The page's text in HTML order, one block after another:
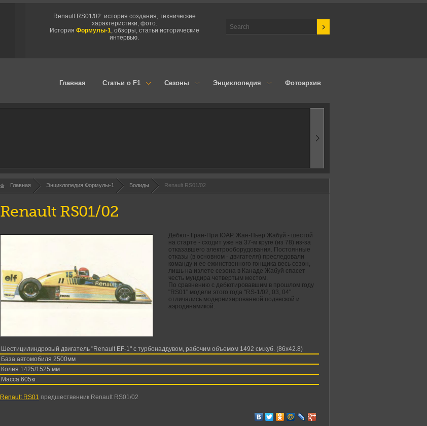
Renault RS01/02: история создания, технические
характеристики, фото.
История Формулы-1, обзоры, статьи исторические
интервью.
Главная Статьи о F1 Сезоны Энциклопедия Фотоархив
Главная Энциклопедия Формулы-1 Болиды Renault RS01/02
Renault RS01/02
Дебют- Гран-При ЮАР. Жан-Пьер Жабуй - шестой
на старте - сходит уже на 37-м круге (из 78) из-за
отказавшего электрооборудования. Постоянные
отказы (в основном - двигателя) преследовали
команду и ее ежинственного гонщика весь сезон,
лишь на излете сезона в Канаде Жабуй спасет
честь мундира четвертым местом.
По сравнению с дебютировавшим в прошлом году
"RS01" модели этого года "RS-1/02, 03, 04"
отличались модернизированной подвеской и
аэродинамикой.
Шестицилиндровый двигатель "Renault EF-1" с турбонаддувом, рабочим объемом 1492 см.куб. (86х42.8)
База автомобиля 2500мм
Колея 1425/1525 мм
Масса 605кг
Renault RS01 предшественник Renault RS01/02